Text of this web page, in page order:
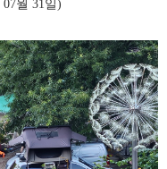
월 31일)